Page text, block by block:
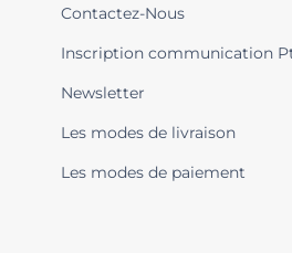
Contactez-Nous
Inscription communication
Newsletter
Les modes de livraison
Les modes de paiement